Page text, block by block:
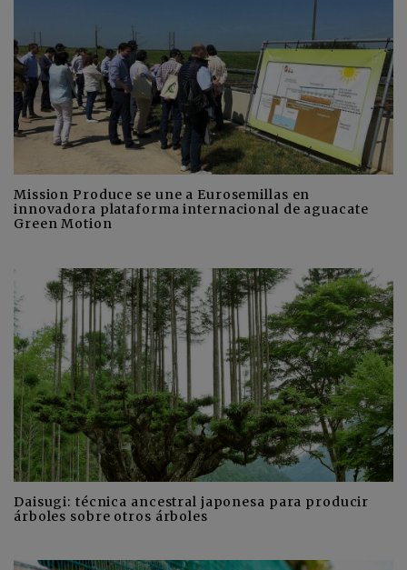
Mission Produce se une a Eurosemillas en
innovadora plataforma internacional de aguacate
Green Motion
Daisugi: técnica ancestral japonesa para producir
árboles sobre otros árboles